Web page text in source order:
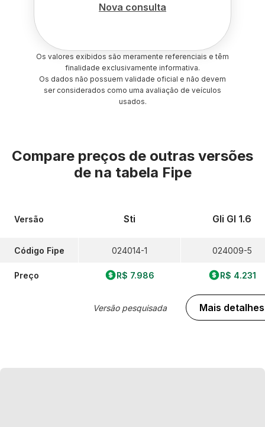
Nova consulta
Os valores exibidos são meramente referenciais e têm
finalidade exclusivamente informativa.
Os dados não possuem validade oficial e não devem
ser considerados como uma avaliação de veículos
usados.
Compare preços de outras versões
de na tabela Fipe
Versão
Código Fipe
Preço
Sti
024014-1
R$ 7.986
Versão pesquisada
Gli Gl 1.6
024009-5
R$ 4.231
Mais detalhes